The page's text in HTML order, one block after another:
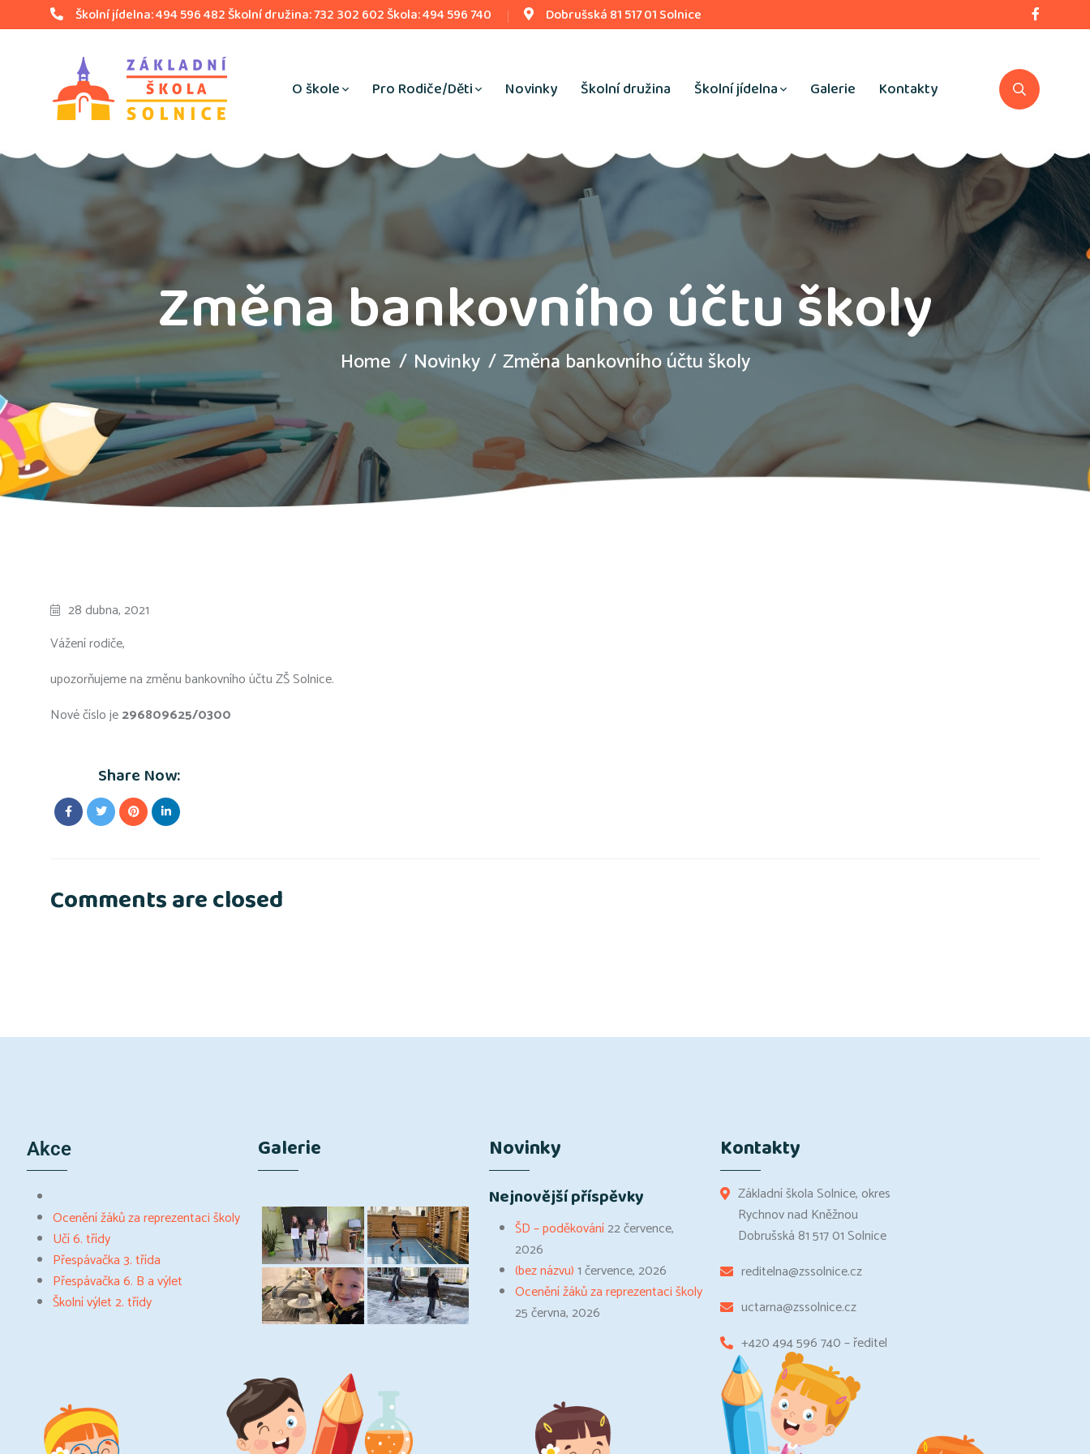
Školní jídelna: 494 596 482 Školní družina: 732 302 602 Škola: 494 596 740 Dobrušská 81 517 01 Solnice
O škole Pro Rodiče/Děti Novinky Školní družina Školní jídelna Galerie Kontakty
Změna bankovního účtu školy
Home Novinky Změna bankovního účtu školy
28 dubna, 2021
Vážení rodiče,
upozorňujeme na změnu bankovního účtu ZŠ Solnice.
Nové číslo je296809625/0300
Share Now:
Comments are closed
Akce
Ocenění žáků za reprezentaci školy
Učí 6. třídy
Přespávačka 3. třída
Přespávačka 6. B a výlet
Školní výlet 2. třídy
Galerie Novinky
Nejnovější příspěvky
ŠD – poděkování22 července,
2026
(bez názvu)1 července, 2026
Ocenění žáků za reprezentaci školy
25 června, 2026
Kontakty
Základní škola Solnice, okres
Rychnov nad Kněžnou
Dobrušská 81 517 01 Solnice
reditelna@zssolnice.cz
uctarna@zssolnice.cz
+420 494 596 740 – ředitel